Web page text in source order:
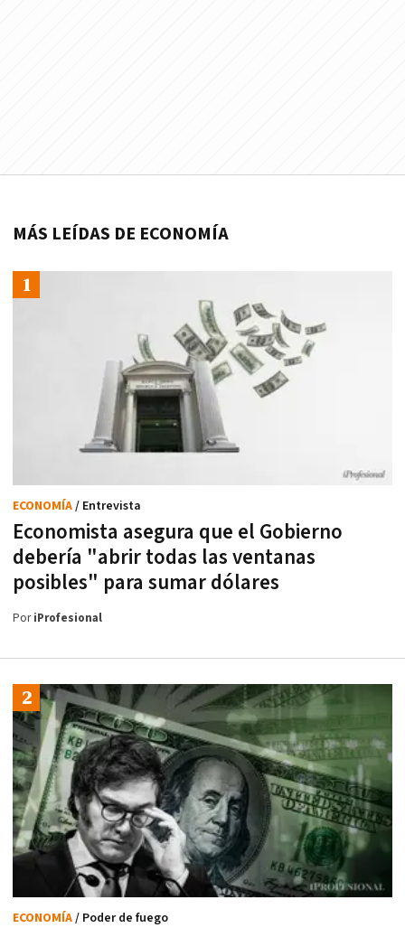
MÁS LEÍDAS DE ECONOMÍA
Economista asegura que el Gobierno
debería "abrir todas las ventanas
posibles" para sumar dólares
ECONOMÍA/ Entrevista
PoriProfesional
ECONOMÍA/ Poder de fuego